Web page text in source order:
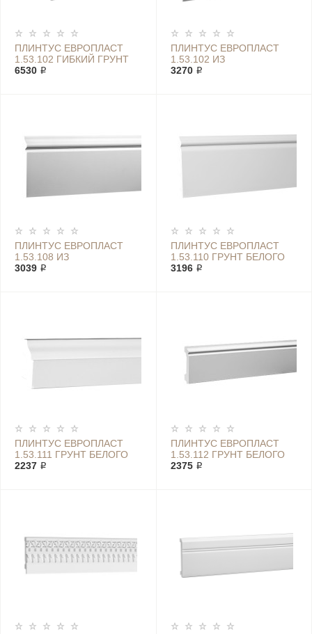
ПЛИНТУС ЕВРОПЛАСТ
1.53.102 ГИБКИЙ ГРУНТ
БЕЛОГО ЦВЕТА
6530 ₽
ПЛИНТУС ЕВРОПЛАСТ
1.53.102 ИЗ
ПОЛИУРЕТАНА
3270 ₽
ПЛИНТУС ЕВРОПЛАСТ
1.53.108 ИЗ
ПОЛИУРЕТАНА
3039 ₽
ПЛИНТУС ЕВРОПЛАСТ
1.53.110 ГРУНТ БЕЛОГО
ЦВЕТА
3196 ₽
ПЛИНТУС ЕВРОПЛАСТ
1.53.111 ГРУНТ БЕЛОГО
ЦВЕТА
2237 ₽
ПЛИНТУС ЕВРОПЛАСТ
1.53.112 ГРУНТ БЕЛОГО
ЦВЕТА
2375 ₽